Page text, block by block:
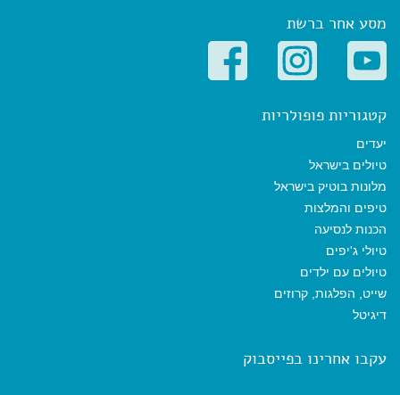
מסע אחר ברשת
קטגוריות פופולריות
יעדים
טיולים בישראל
מלונות בוטיק בישראל
טיפים והמלצות
הכנות לנסיעה
טיולי ג'יפים
טיולים עם ילדים
שייט, הפלגות, קרוזים
דיגיטל
עקבו אחרינו בפייסבוק